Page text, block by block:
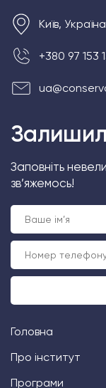
Київ,
+380 97 153
Заповніть
зв’яжемось!
Головна
Про інститут
Програми